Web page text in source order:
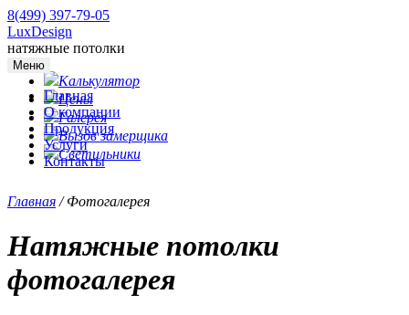
8(499) 397-79-05
LuxDesign
натяжные потолки
Меню
Главная
О компании
Продукция
Услуги
Контакты
Калькулятор
Цены
Галерея
Вызов замерщика
Светильники
Главная /Фотогалерея
Натяжные потолки
фотогалерея